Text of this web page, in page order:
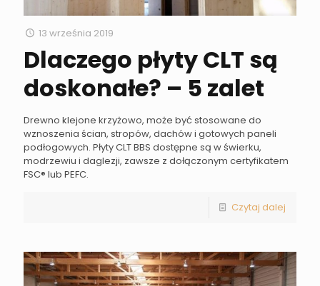
13 września 2019
Dlaczego płyty CLT są
doskonałe? – 5 zalet
Drewno klejone krzyżowo, może być stosowane do
wznoszenia ścian, stropów, dachów i gotowych paneli
podłogowych. Płyty CLT BBS dostępne są w świerku,
modrzewiu i daglezji, zawsze z dołączonym certyfikatem
FSC® lub PEFC.
Czytaj dalej